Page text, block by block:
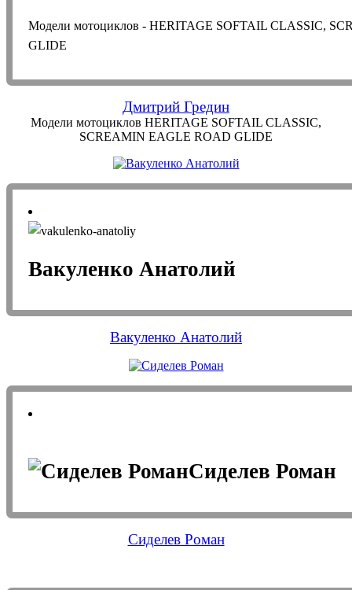
Модели мотоциклов - HERITAGE SOFTAIL CLASSIC,
GLIDE
Дмитрий Гредин
Модели мотоциклов HERITAGE SOFTAIL CLASSIC,
SCREAMIN EAGLE ROAD GLIDE
Вакуленко Анатолий
Вакуленко Анатолий
Сиделев Роман
Сиделев Роман